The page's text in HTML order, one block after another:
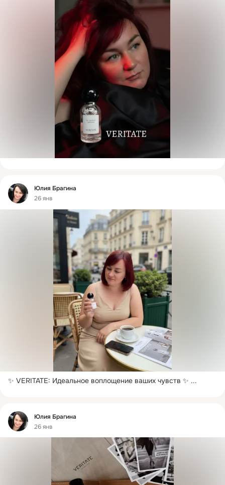
Фид
Юлия Брагина
26 янв
✨ VERITATE: Идеальное воплощение ваших чувств ✨ ...
Фид
Юлия Брагина
26 янв